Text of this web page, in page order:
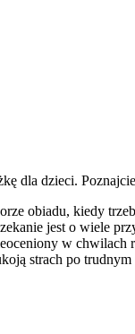
dla dzieci.
obiadu, kiedy
jest o wiele
w chwilach
strach po